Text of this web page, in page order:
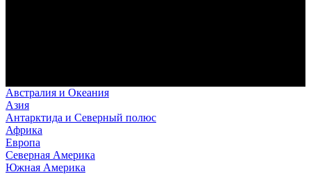
Австралия и Океания
Азия
Антарктида и Северный полюс
Африка
Европа
Северная Америка
Южная Америка